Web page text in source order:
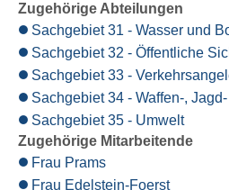
Zugehörige Abteilungen
Sachgebiet 31 - Wasser und
Sachgebiet 32 - Öffentliche
Sachgebiet 33 -
Sachgebiet 34 - Waffen-,
Sachgebiet 35 - Umwelt
Zugehörige Mitarbeitende
Frau Prams
Frau Edelstein-Foerst